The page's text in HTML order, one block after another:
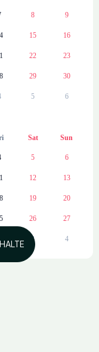
8 9
15 16
22 23
29 30
5 6
Sat Sun
5 6
12 13
19 20
26 27
3 4